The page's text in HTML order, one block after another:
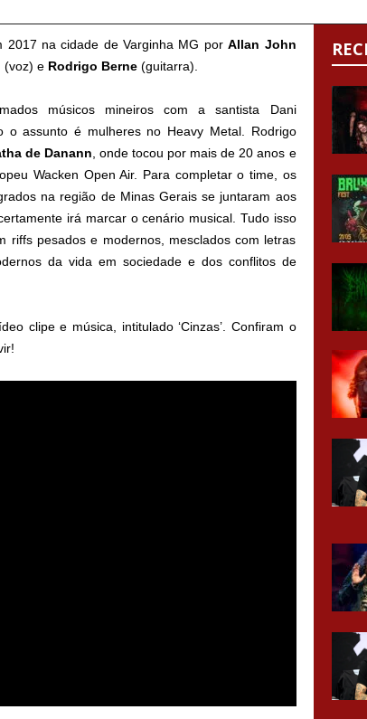
2017 na cidade de Varginha MG porAllan John
(voz) e Rodrigo Berne(guitarra).
músicos mineiros com a santista Dani
o assunto é mulheres no Heavy Metal. Rodrigo
de Danann , onde tocou por mais de 20 anos e
Wacken Open Air. Para completar o time, os
na região de Minas Gerais se juntaram aos
irá marcar o cenário musical. Tudo isso
riffs pesados e modernos, mesclados com letras
da vida em sociedade e dos conflitos de
clipe e música, intitulado ‘Cinzas’. Confiram o